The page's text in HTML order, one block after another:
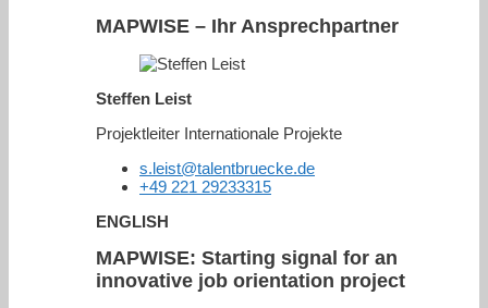
MAPWISE – Ihr Ansprechpartner
Steffen Leist
Projektleiter Internationale Projekte
s.leist@talentbruecke.de
+49 221 29233315
ENGLISH
MAPWISE: Starting signal for an
innovative job orientation project